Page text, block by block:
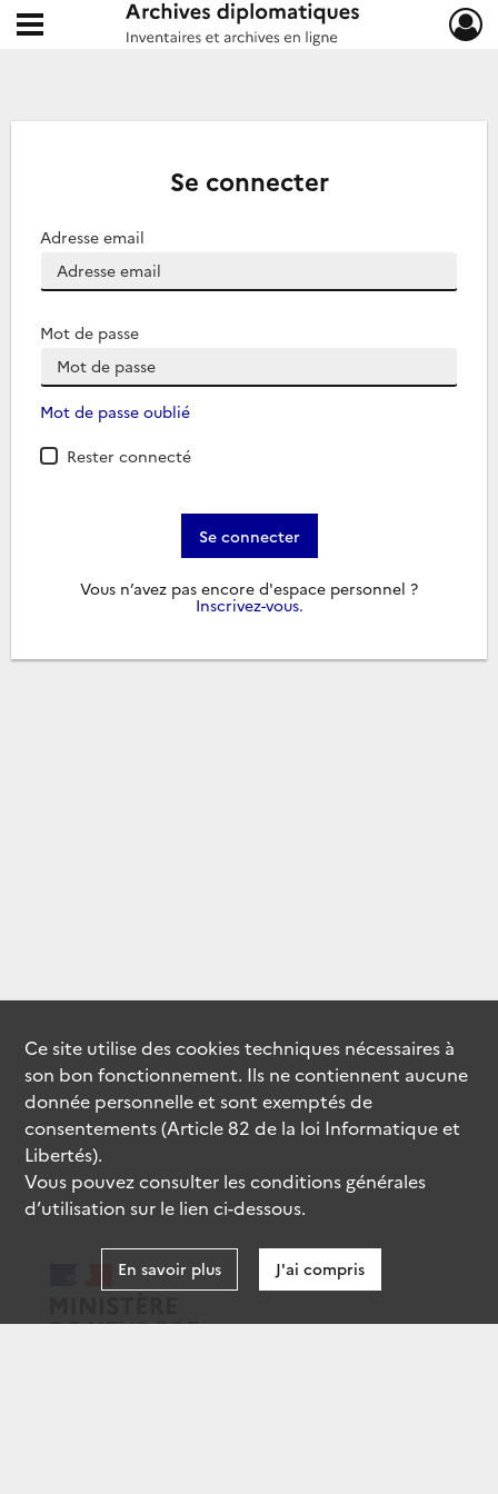
Archives diplomatiques
Ouvrir le menu déroulant
Se connecter
Adresse email
Mot de passe
Mot de passe oublié
Rester connecté
Se connecter
Vous n’avez pas encore d'espace personnel ?
Inscrivez-vous.
Ce site utilise descookiestechniques nécessaires à
son bon fonctionnement. Ils ne contiennent aucune
donnée personnelle et sont exemptés de
consentements (Article 82 de la loi Informatique et
Libertés).
Vous pouvez consulter les conditions générales
d’utilisation sur le lien ci-dessous.
En savoir plus J'ai compris